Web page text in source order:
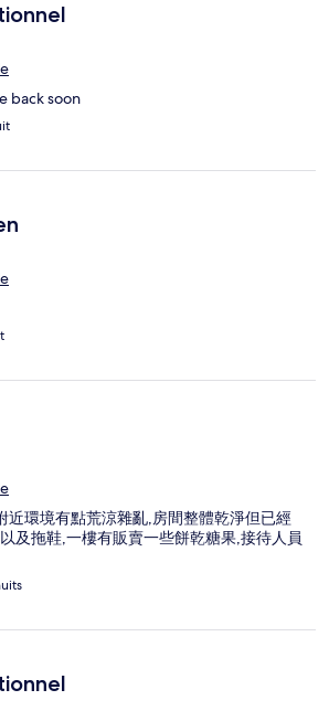
back soon
近環境有點荒涼雜亂,房間整體乾淨但已經
及拖鞋,一樓有販賣一些餅乾糖果,接待人員